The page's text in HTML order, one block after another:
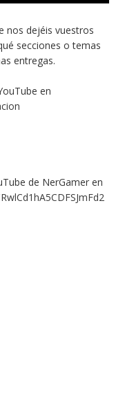
nos dejéis vuestros
secciones o temas
entregas.
en
de NerGamer en